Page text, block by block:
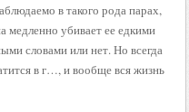
в такого рода парах,
медленно убивает ее едкими
словами или нет. Но всегда
в г…, и вообще вся жизнь